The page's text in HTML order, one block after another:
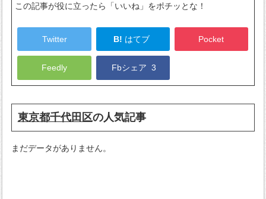
この記事が役に立ったら「いいね」をポチッとな！
Twitter B! はてブ Pocket
Feedly Fbシェア3
東京都千代田区の人気記事
まだデータがありません。